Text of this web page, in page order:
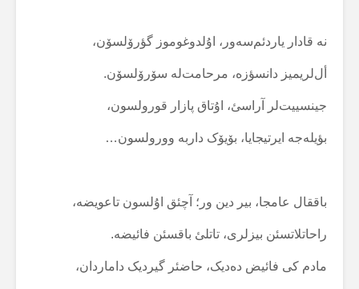
نە قادار یاردئم‌سەور، اۇلدوغوموز گؤرۆلسۆن،
أل‌لریمیز دانسؤزە، مرحامت‌لە سۆرۆلسۆن.
جینسییت‌لر آراسئ، اۇتاق پازار قورولسون،
بؤیلەجە ایرتیجایا، بۆیۆک داربە وورولسون…
باققال عامجا، بیر دین ور؛ آچئق اۇلسون تاعویضە،
راحاتلاتسئن بیزلری، تاتلئ باقسئن فائیضە.
مادم کی فائیض دەدیک، حاضئر گیردیک داماردان،